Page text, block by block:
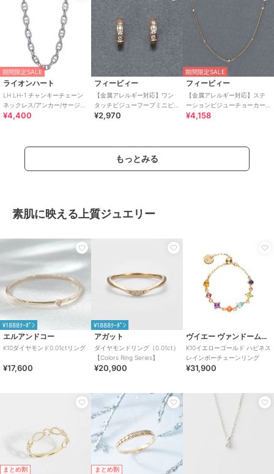
期間限定SALE
ライオンハート
LH LH-1 チャンキーチェーン
ネックレス/アンカー/サージカ
ルステンレス 金属アレルギー
¥4,400
フィービィー
【金属アレルギー対応】ワン
タッチビジューフープミニピ
アス ローズゴールド/サージ
¥2,970
期間限定SALE
フィービィー
【金属アレルギー対応】ステ
ーションビジューチョーカー/
サージカルステンレス/38cm
¥4,158
もっとみる
素肌に映える上質ジュエリー
¥1888ｸｰﾎﾟﾝ
エルアンドコー
K10ダイヤモンド0.01ctリング
¥17,600
¥1888ｸｰﾎﾟﾝ
アガット
ダイヤモンドリング（0.01ct）
【Colors Ring Series】
¥20,900
ヴイエー ヴァンドーム青山
K10イエローゴールド ハピネス
レインボーチェーンリング
¥31,900
まとめ割 まとめ割